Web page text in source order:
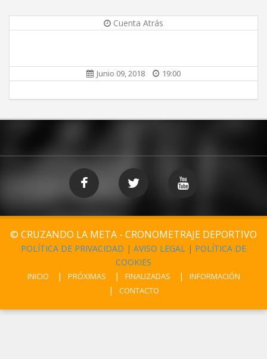
Cuenta Atrás
Junio 09, 2018 19:00
© CRUZANDO LA META - CRONOMETRAJE DEPORTIVO
POLÍTICA DE PRIVACIDAD | AVISO LEGAL | POLÍTICA DE
COOKIES
INICIO PRÓXIMAS FINALIZADAS
INFORMACIÓN
CONTACTO